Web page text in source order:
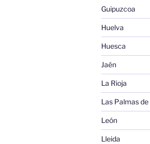
Guipuzcoa
Huelva
Huesca
Jaén
La Rioja
Las Palmas
León
Lleida